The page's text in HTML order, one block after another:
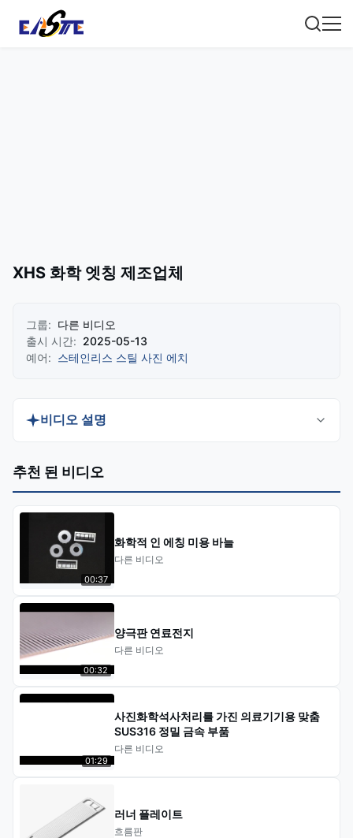
XHS 화학 엣칭 제조업체
그룹: 다른 비디오
출시 시간: 2025-05-13
예어: 스테인리스 스틸 사진 에치
비디오 설명
Discover XHS Chemical Etching Manufacturer's
hardware. Our advanced etching technology
delivers intricate, durable designs with superior
corrosion resistance and versatile finishes.
decorative accents.
추천 된 비디오
00:37
화학적 인 에칭 미용 바늘
다른 비디오
00:32
양극판 연료전지
다른 비디오
01:29
사진화학석사처리를 가진 의료기기용 맞춤
SUS316 정밀 금속 부품
다른 비디오
러너 플레이트
흐름판